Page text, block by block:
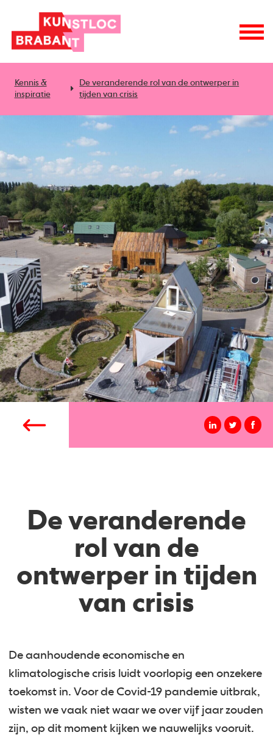
Kennis &
inspiratie
De veranderende rol van de ontwerper in
tijden van crisis
De veranderende
rol van de
ontwerper in tijden
van crisis
De aanhoudende economische en
klimatologische crisis luidt voorlopig een onzekere
toekomst in. Voor de Covid-19 pandemie uitbrak,
wisten we vaak niet waar we over vijf jaar zouden
zijn, op dit moment kijken we nauwelijks vooruit.